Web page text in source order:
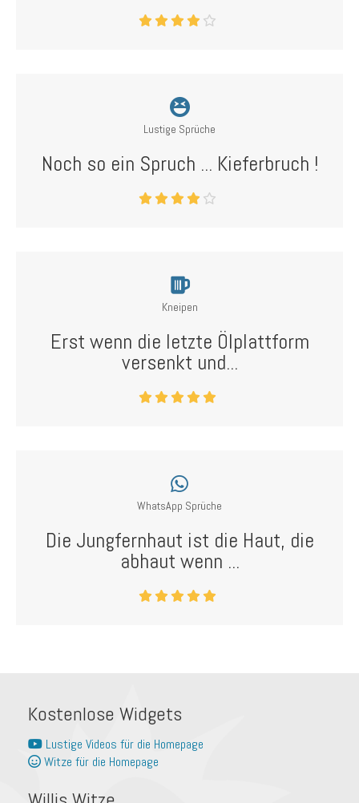
Lustige Sprüche
Noch so ein Spruch ... Kieferbruch !
Kneipen
Erst wenn die letzte Ölplattform
versenkt und...
WhatsApp Sprüche
Die Jungfernhaut ist die Haut, die
abhaut wenn ...
Kostenlose Widgets
Lustige Videos für die Homepage
Witze für die Homepage